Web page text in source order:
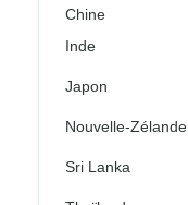
Chine
Inde
Japon
Nouvelle-Zélande
Sri Lanka